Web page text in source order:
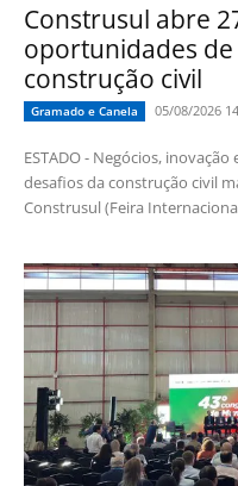
Construsul abre
oportunidades de
construção civil
Gramado e Canela 05/08/2026
ESTADO - Negócios,
desafios da construção civil
Construsul (Feira